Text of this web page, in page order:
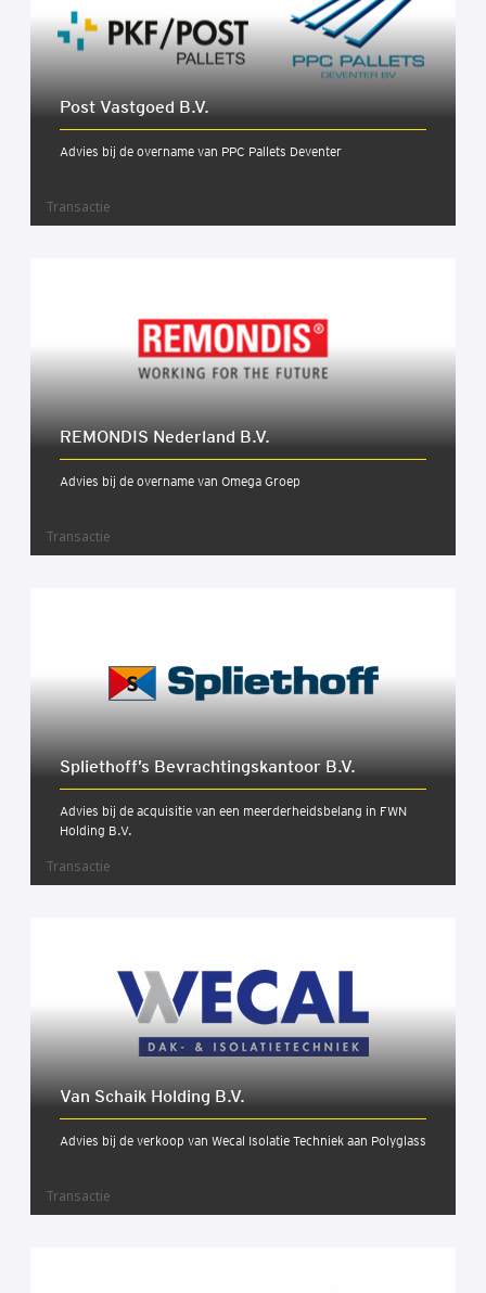
Post Vast­goed B.V.
Advies bij de overname van PPC Pallets Deventer
Transactie
REMONDIS Neder­land B.V.
Advies bij de overname van Omega Groep
Transactie
Spliethoff’s Bevrach­tings­kan­toor B.V.
Advies bij de acquisitie van een meerderheidsbelang in FWN
Holding B.V.
Transactie
Van Schaik Hol­ding B.V.
Advies bij de verkoop van Wecal Isolatie Techniek aan Polyglass
Transactie